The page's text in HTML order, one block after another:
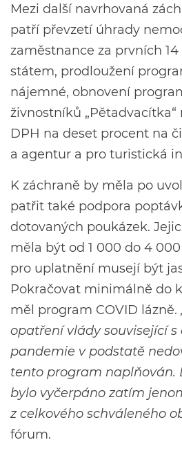
Mezi další navrhovaná
patří převzetí úhrady
zaměstnance za prvních
státem, prodloužení
nájemné, obnovení
živnostníků „Pětadvacítka“
DPH na deset procent na
a agentur a pro turistická
K záchraně by měla po
patřit také podpora
dotovaných poukázek.
měla být od 1 000 do 4
pro uplatnění musejí být
Pokračovat minimálně do
měl program COVID lázně.
opatření vlády související
pandemie v podstatě
tento program naplňován.
bylo vyčerpáno zatím
z celkového schváleného
fórum.